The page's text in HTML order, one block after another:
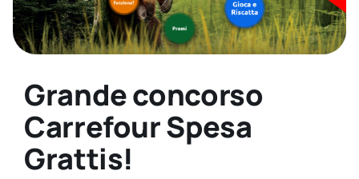
Grande concorso
Carrefour Spesa
Grattis!